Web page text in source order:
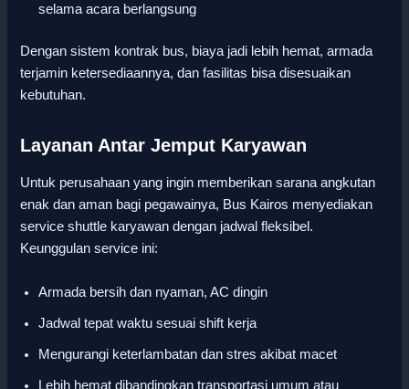
selama acara berlangsung
Dengan sistem kontrak bus, biaya jadi lebih hemat, armada
terjamin ketersediaannya, dan fasilitas bisa disesuaikan
kebutuhan.
Layanan Antar Jemput Karyawan
Untuk perusahaan yang ingin memberikan sarana angkutan
enak dan aman bagi pegawainya, Bus Kairos menyediakan
service shuttle karyawan dengan jadwal fleksibel.
Keunggulan service ini:
Armada bersih dan nyaman, AC dingin
Jadwal tepat waktu sesuai shift kerja
Mengurangi keterlambatan dan stres akibat macet
Lebih hemat dibandingkan transportasi umum atau